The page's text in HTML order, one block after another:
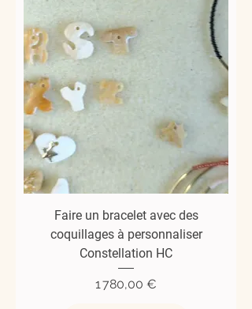
Faire un bracelet avec des
coquillages à personnaliser
Constellation HC
Prix
1 780,00 €